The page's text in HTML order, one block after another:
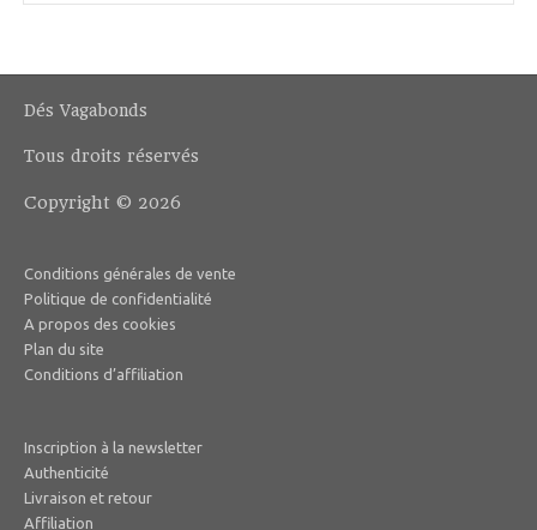
Dés Vagabonds
Tous droits réservés
Copyright © 2026
Conditions générales de vente
Politique de confidentialité
A propos des cookies
Plan du site
Conditions d’affiliation
Inscription à la newsletter
Authenticité
Livraison et retour
Affiliation